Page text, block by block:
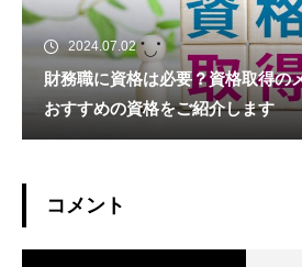
2024.07.02
財務職に資格は必要？資格取得の
おすすめの資格をご紹介します
コメント